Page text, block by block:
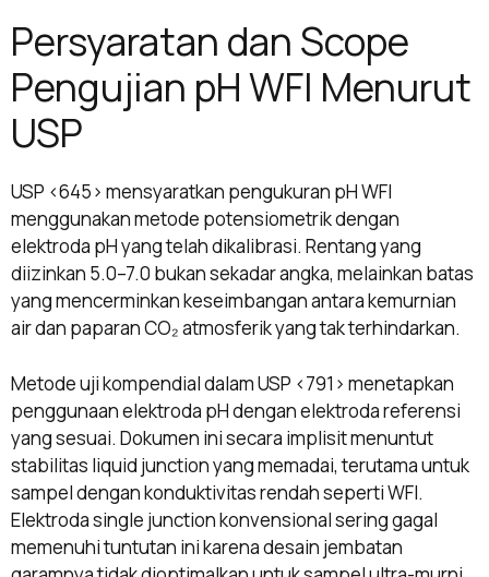
Persyaratan dan Scope
Pengujian pH WFI Menurut
USP
USP <645> mensyaratkan pengukuran pH WFI
menggunakan metode potensiometrik dengan
elektroda pH yang telah dikalibrasi. Rentang yang
diizinkan 5.0–7.0 bukan sekadar angka, melainkan batas
yang mencerminkan keseimbangan antara kemurnian
air dan paparan CO₂ atmosferik yang tak terhindarkan.
Metode uji kompendial dalam USP <791> menetapkan
penggunaan elektroda pH dengan elektroda referensi
yang sesuai. Dokumen ini secara implisit menuntut
stabilitas liquid junction yang memadai, terutama untuk
sampel dengan konduktivitas rendah seperti WFI.
Elektroda single junction konvensional sering gagal
memenuhi tuntutan ini karena desain jembatan